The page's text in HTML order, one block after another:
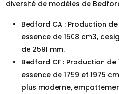
diversité de modèles de
Bedford CA : Production de
essence de 1508 cm3,
de 2591 mm.
Bedford CF : Production de
essence de 1759 et 1975
plus moderne,